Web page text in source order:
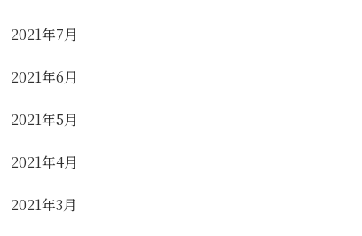
2021年7月
2021年6月
2021年5月
2021年4月
2021年3月